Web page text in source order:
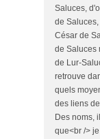
Saluces,
de
César de
de Saluces
de Lur-
retrouve
quels
des liens
Des noms,
que<br />